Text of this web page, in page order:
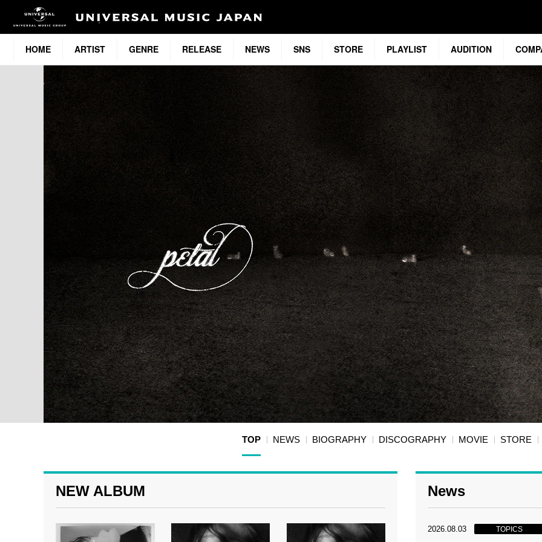
HOME ARTIST GENRE RELEASE NEWS SNS STORE PLAYLIST AUDITION
TOP NEWS BIOGRAPHY DISCOGRAPHY MOVIE STORE
NEW ALBUM News
2026.08.03 TOPICS